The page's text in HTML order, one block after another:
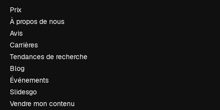
Prix
À propos de nous
Avis
Carrières
Tendances de recherche
Blog
Événements
Slidesgo
Vendre mon contenu